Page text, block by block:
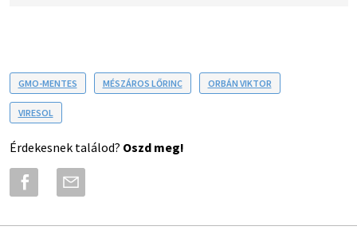
GMO-MENTES MÉSZÁROS LŐRINC ORBÁN VIKTOR
VIRESOL
Érdekesnek találod? Oszd meg!